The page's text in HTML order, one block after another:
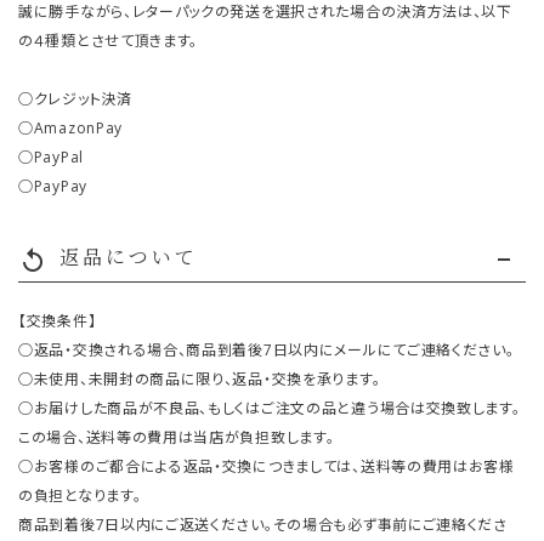
誠に勝手ながら、レターパックの発送を選択された場合の決済方法は、以下
の４種類とさせて頂きます。
○クレジット決済
○AmazonPay
○PayPal
○PayPay
replay 返品について
【交換条件】
○返品・交換される場合、商品到着後7日以内にメールにてご連絡ください。
○未使用、未開封の商品に限り、返品・交換を承ります。
○お届けした商品が不良品、もしくはご注文の品と違う場合は交換致します。
この場合、送料等の費用は当店が負担致します。
○お客様のご都合による返品・交換につきましては、送料等の費用はお客様
の負担となります。
商品到着後7日以内にご返送ください。その場合も必ず事前にご連絡くださ